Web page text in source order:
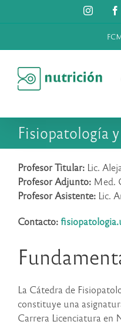
al
Fisiopatología
Profesor Titular: Lic.
Profesor Adjunto: Med.
Profesor Asistente: Lic.
Contacto:
La Cátedra de
constituye una
Carrera Licenciatura en